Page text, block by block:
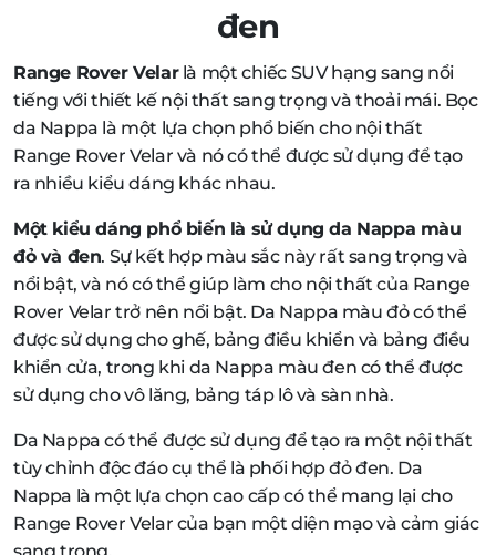
đen
Range Rover Velarlà một chiếc SUV hạng sang nổi
tiếng với thiết kế nội thất sang trọng và thoải mái. Bọc
da Nappa là một lựa chọn phổ biến cho nội thất
Range Rover Velar và nó có thể được sử dụng để tạo
ra nhiều kiểu dáng khác nhau.
Một kiểu dáng phổ biến là sử dụng da Nappa màu
đỏ và đen. Sự kết hợp màu sắc này rất sang trọng và
nổi bật, và nó có thể giúp làm cho nội thất của Range
Rover Velar trở nên nổi bật. Da Nappa màu đỏ có thể
được sử dụng cho ghế, bảng điều khiển và bảng điều
khiển cửa, trong khi da Nappa màu đen có thể được
sử dụng cho vô lăng, bảng táp lô và sàn nhà.
Da Nappa có thể được sử dụng để tạo ra một nội thất
tùy chỉnh độc đáo cụ thể là phối hợp đỏ đen. Da
Nappa là một lựa chọn cao cấp có thể mang lại cho
Range Rover Velar của bạn một diện mạo và cảm giác